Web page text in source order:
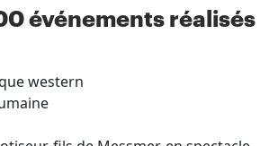
événements réalisés